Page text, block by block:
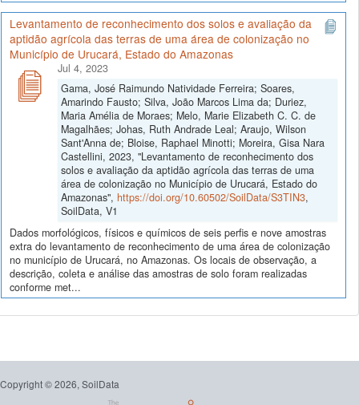
Levantamento de reconhecimento dos solos e avaliação da
aptidão agrícola das terras de uma área de colonização no
Município de Urucará, Estado do Amazonas
Jul 4, 2023
Gama, José Raimundo Natividade Ferreira; Soares,
Amarindo Fausto; Silva, João Marcos Lima da; Duriez,
Maria Amélia de Moraes; Melo, Marie Elizabeth C. C. de
Magalhães; Johas, Ruth Andrade Leal; Araujo, Wilson
Sant'Anna de; Bloise, Raphael Minotti; Moreira, Gisa Nara
Castellini, 2023, "Levantamento de reconhecimento dos
solos e avaliação da aptidão agrícola das terras de uma
área de colonização no Município de Urucará, Estado do
Amazonas", https://doi.org/10.60502/SoilData/S3TIN3,
SoilData, V1
Dados morfológicos, físicos e químicos de seis perfis e nove amostras
extra do levantamento de reconhecimento de uma área de colonização
no município de Urucará, no Amazonas. Os locais de observação, a
descrição, coleta e análise das amostras de solo foram realizadas
conforme met...
Copyright © 2026, SoilData